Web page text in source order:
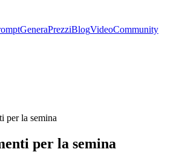
GeneraPrezziBlogVideoCommunity
per la semina
per la semina